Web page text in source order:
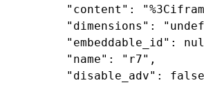
"content":
"dimensions":
"embeddable_id":
        "name": "r7",
"disable_adv":